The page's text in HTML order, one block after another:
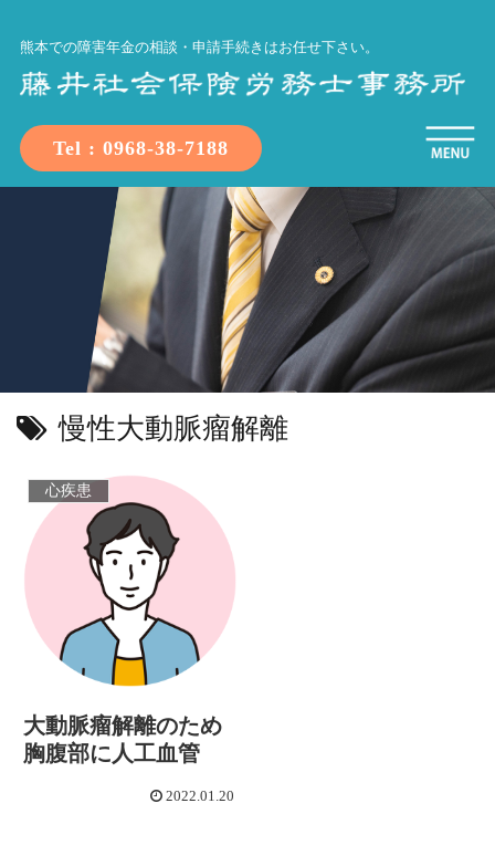
熊本での障害年金の相談・申請手続きはお任せ下さい。
Tel : 0968-38-7188
慢性大動脈瘤解離
心疾患
大動脈瘤解離のため
胸腹部に人工血管
2022.01.20